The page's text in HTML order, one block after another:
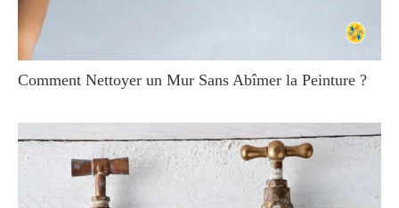
Comment Nettoyer un Mur Sans Abîmer la Peinture ?